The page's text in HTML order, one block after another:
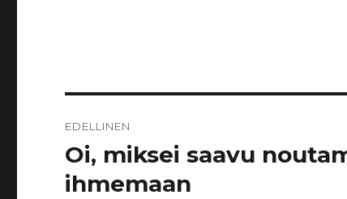
selaus
EDELLINEN
Edellinen
artikkeli:
Oi, miksei saavu
ihmemaan